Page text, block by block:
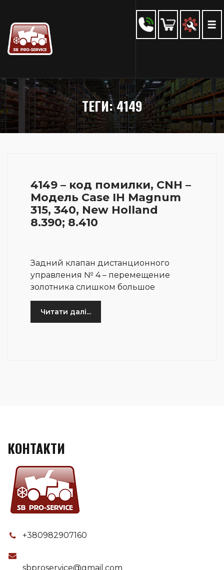
ТЕГИ: 4149
4149 – код помилки, CNH –
Модель Case IH Magnum
315, 340, New Holland
8.390; 8.410
Задний клапан дистанционного
управления № 4 – перемещение
золотника слишком большое
Читати далі...
КОНТАКТИ
+380982907160
sbproservice@gmail.com